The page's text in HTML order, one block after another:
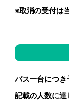
※取消の受付は
バス一台につ
記載の人数に